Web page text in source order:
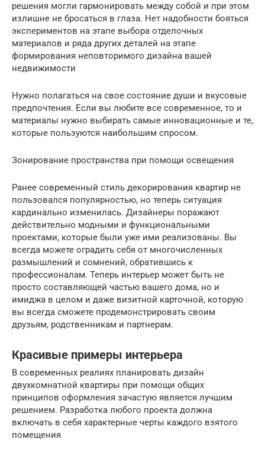
решения могли гармонировать между собой и при этом
излишне не бросаться в глаза. Нет надобности бояться
экспериментов на этапе выбора отделочных
материалов и ряда других деталей на этапе
формирования неповторимого дизайна вашей
недвижимости
Нужно полагаться на свое состояние души и вкусовые
предпочтения. Если вы любите все современное, то и
материалы нужно выбирать самые инновационные и те,
которые пользуются наибольшим спросом.
Зонирование пространства при помощи освещения
Ранее современный стиль декорирования квартир не
пользовался популярностью, но теперь ситуация
кардинально изменилась. Дизайнеры поражают
действительно модными и функциональными
проектами, которые были уже ими реализованы. Вы
всегда можете оградить себя от многочисленных
размышлений и сомнений, обратившись к
профессионалам. Теперь интерьер может быть не
просто составляющей частью вашего дома, но и
имиджа в целом и даже визитной карточной, которую
вы всегда сможете продемонстрировать своим
друзьям, родственникам и партнерам.
Красивые примеры интерьера
В современных реалиях планировать дизайн
двухкомнатной квартиры при помощи общих
принципов оформления зачастую является лучшим
решением. Разработка любого проекта должна
включать в себя характерные черты каждого взятого
помещения